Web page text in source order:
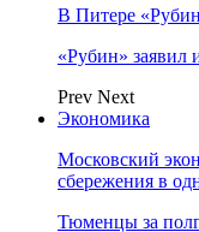
В Питере
«Рубин» заявил
Prev Next
Экономика
Московский
сбережения в
Тюменцы за